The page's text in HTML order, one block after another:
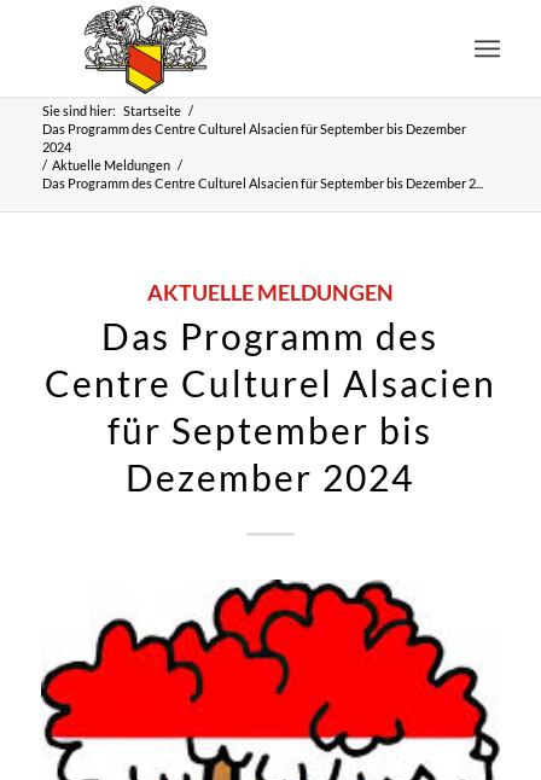
Sie sind hier: Startseite /
Das Programm des Centre Culturel Alsacien für September bis Dezember
2024
/ Aktuelle Meldungen /
Das Programm des Centre Culturel Alsacien für September bis Dezember 2...
AKTUELLE MELDUNGEN
Das Programm des
Centre Culturel Alsacien
für September bis
Dezember 2024